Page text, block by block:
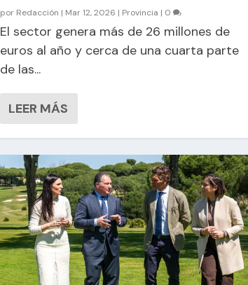
por Redacción | Mar 12, 2026 | Provincia | 0
El sector genera más de 26 millones de
euros al año y cerca de una cuarta parte
de las...
LEER MÁS